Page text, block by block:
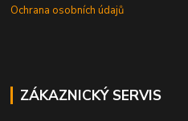
Ochrana osobních údajů
ZÁKAZNICKÝ SERVIS